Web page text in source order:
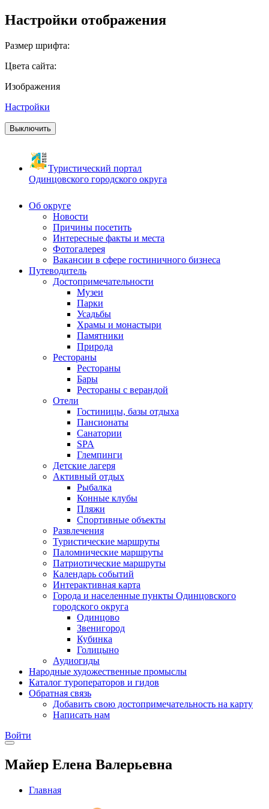
Настройки отображения
Размер шрифта:
Цвета сайта:
Изображения
Настройки
Выключить
Туристический портал
Одинцовского городского округа
Об округе
Новости
Причины посетить
Интересные факты и места
Фотогалерея
Вакансии в сфере гостиничного бизнеса
Путеводитель
Достопримечательности
Музеи
Парки
Усадьбы
Храмы и монастыри
Памятники
Природа
Рестораны
Рестораны
Бары
Рестораны с верандой
Отели
Гостиницы, базы отдыха
Пансионаты
Санатории
SPA
Глемпинги
Детские лагеря
Активный отдых
Рыбалка
Конные клубы
Пляжи
Спортивные объекты
Развлечения
Туристические маршруты
Паломнические маршруты
Патриотические маршруты
Календарь событий
Интерактивная карта
Города и населенные пункты Одинцовского
городского округа
Одинцово
Звенигород
Кубинка
Голицыно
Аудиогиды
Народные художественные промыслы
Каталог туроператоров и гидов
Обратная связь
Добавить свою достопримечательность на карту
Написать нам
Войти
Майер Елена Валерьевна
Главная